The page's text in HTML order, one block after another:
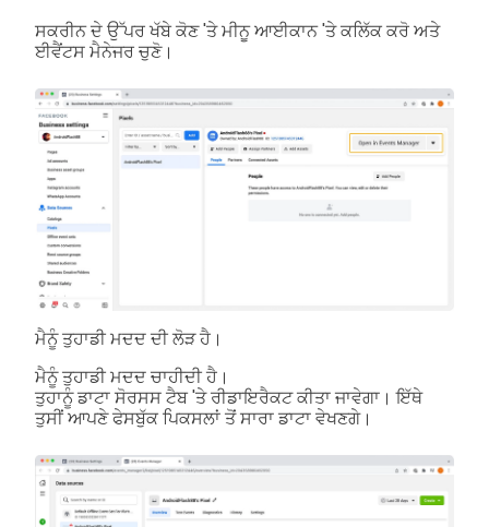
ਸਕਰੀਨ ਦੇ ਉੱਪਰ ਖੱਬੇ ਕੋਣ 'ਤੇ ਮੀਨੂ ਆਈਕਾਨ 'ਤੇ ਕਲਿੱਕ ਕਰੋ ਅਤੇ
ਈਵੈਂਟਸ ਮੈਨੇਜਰ ਚੁਣੋ।
ਮੈਨੂੰ ਤੁਹਾਡੀ ਮਦਦ ਦੀ ਲੋੜ ਹੈ।
ਮੈਨੂੰ ਤੁਹਾਡੀ ਮਦਦ ਚਾਹੀਦੀ ਹੈ।
ਤੁਹਾਨੂੰ ਡਾਟਾ ਸੋਰਸਸ ਟੈਬ 'ਤੇ ਰੀਡਾਇਰੈਕਟ ਕੀਤਾ ਜਾਵੇਗਾ। ਇੱਥੇ
ਤੁਸੀਂ ਆਪਣੇ ਫੇਸਬੁੱਕ ਪਿਕਸਲਾਂ ਤੋਂ ਸਾਰਾ ਡਾਟਾ ਵੇਖਣਗੇ।